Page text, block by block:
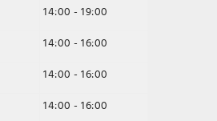
14:00 - 19:00
14:00 - 16:00
14:00 - 16:00
14:00 - 16:00